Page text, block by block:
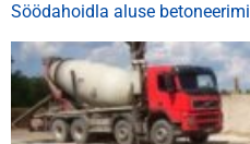
Söödahoidla aluse